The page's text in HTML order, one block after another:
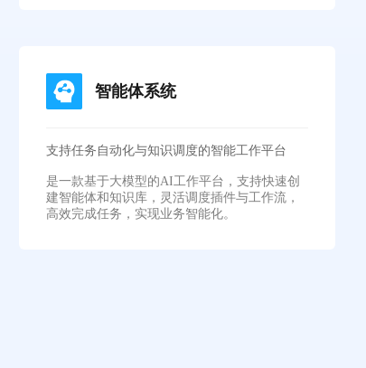
智能体系统
支持任务自动化与知识调度的智能工作平台
是一款基于大模型的AI工作平台，支持快速创
建智能体和知识库，灵活调度插件与工作流，
高效完成任务，实现业务智能化。